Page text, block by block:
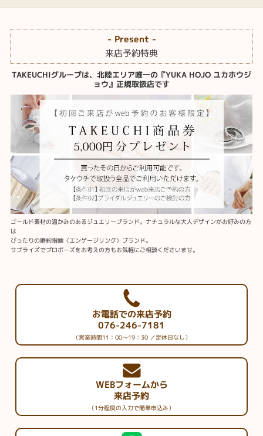
- Present -
来店予約特典
TAKEUCHIグループは、北陸エリア唯一の『YUKA HOJO ユカホウジ
ョウ』正規取扱店です
ゴールド素材の温かみのあるジュエリーブランド。ナチュラルな大人デザインがお好みの方
は
ぴったりの婚約指輪〈エンゲージリング〉ブランド。
サプライズでプロポーズをお考えの方もお気軽にご相談くださいませ。
お電話での来店予約
076-246-7181
（営業時間11：00～19：30 ／定休日なし）
WEBフォームから
来店予約
（1分程度の入力で簡単申込み）